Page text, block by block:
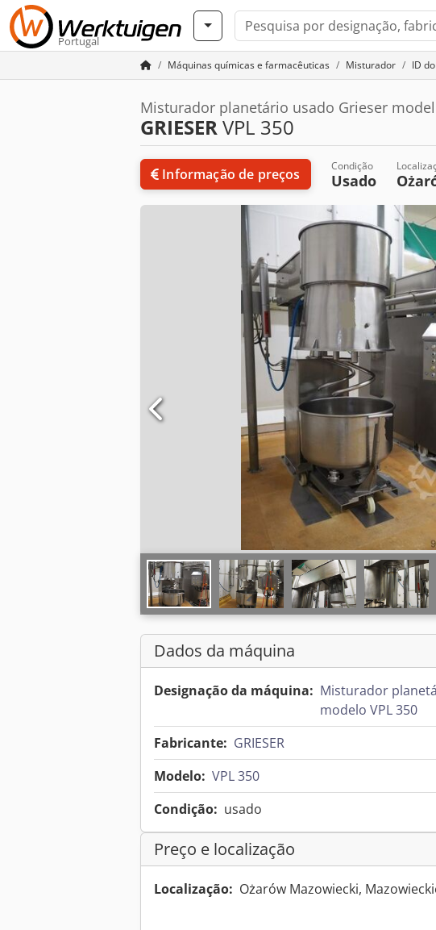
Portugal
Máquinas químicas e farmacêuticas Misturador ID
Misturador planetário usado Grieser
GRIESERVPL 350
Informação de preços Condição
Usado
Dados da máquina
Designação da máquina: Misturador
modelo VPL 350
Fabricante: GRIESER
Modelo: VPL 350
Condição: usado
Preço e localização
Localização: Ożarów Mazowiecki,